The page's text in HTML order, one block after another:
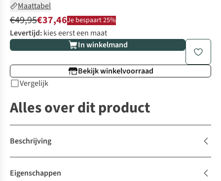
Maattabel
€49,95€37,46Je bespaart 25%
Levertijd:kies eerst een maat
In winkelmand
Bekijk winkelvoorraad
Vergelijk
Alles over dit product
Beschrijving
Eigenschappen